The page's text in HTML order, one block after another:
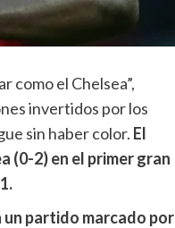
como el Chelsea”,
invertidos por los
sin haber color. El
(0-2) en el primer gran
un partido marcado por